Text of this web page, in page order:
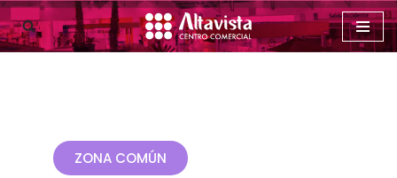
Saltar
ZONA COMÚN